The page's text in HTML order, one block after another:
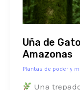
Uña de
Amazonas
Plantas de poder y
Una
Amazonas